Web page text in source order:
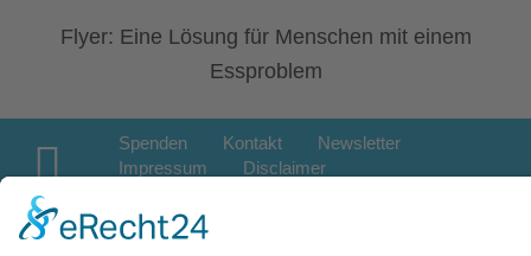
Flyer: Eine Lösung für Menschen mit einem
Essproblem
Spenden Kontakt
Newsletter
Impressum
Disclaimer